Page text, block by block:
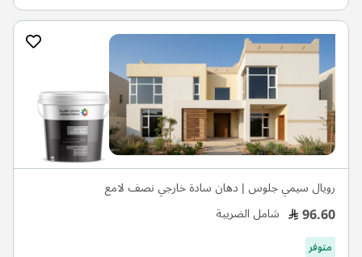
رويال سيمي جلوس | دهان سادة خارجي نصف لامع
96.60 شامل الضريبة
متوفر